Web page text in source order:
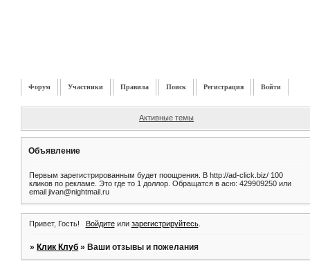
Форум Участники Правила Поиск Регистрация Войти
Активные темы
Объявление
Первым зарегистрированным будет поощрения. В http://ad-click.biz/ 100
кликов по рекламе. Это где то 1 доллор. Обращатся в асю: 429909250 или
email jivan@nightmail.ru
Привет, Гость! Войдитеили зарегистрируйтесь.
» Клик Клуб » Ваши отзывы и пожелания